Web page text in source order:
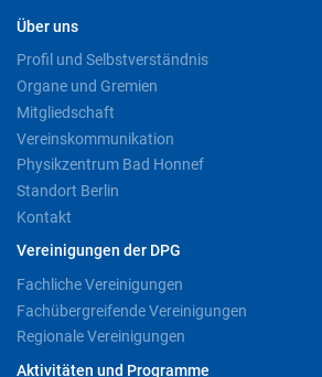
Über uns
Profil und Selbstverständnis
Organe und Gremien
Mitgliedschaft
Vereinskommunikation
Physikzentrum Bad Honnef
Standort Berlin
Kontakt
Vereinigungen der DPG
Fachliche Vereinigungen
Fachübergreifende Vereinigungen
Regionale Vereinigungen
Aktivitäten und Programme